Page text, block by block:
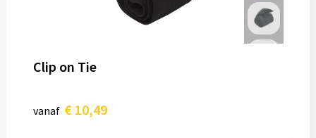
Clip on Tie
vanaf € 10,49